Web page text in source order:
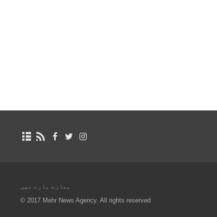
ہمارے بارے میں
© 2017 Mehr News Agency. All rights reserved